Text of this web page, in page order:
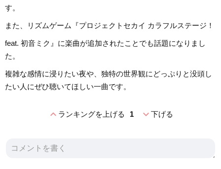
す。
また、リズムゲーム『プロジェクトセカイ カラフルステージ！
feat. 初音ミク』に楽曲が追加されたことでも話題になりまし
た。
複雑な感情に浸りたい夜や、独特の世界観にどっぷりと没頭し
たい人にぜひ聴いてほしい一曲です。
expand_lessランキングを上げる 1 expand_more下げる